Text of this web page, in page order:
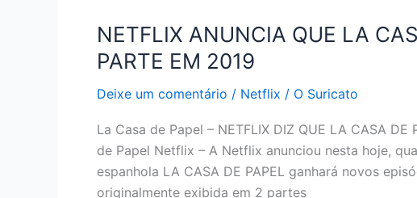
NETFLIX ANUNCIA QUE LA
PARTE EM 2019
Deixe um comentário / Netflix / O Suricato
La Casa de Papel – NETFLIX DIZ QUE LA CASA DE
de Papel Netflix – A Netflix anunciou nesta hoje,
espanhola LA CASA DE PAPEL ganhará novos
originalmente exibida em 2 partes